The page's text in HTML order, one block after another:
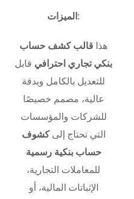
الميزات:
هذا قالب كشف حساب
بنكي تجاري احترافي قابل
للتعديل بالكامل وبدقة
عالية، مصمم خصيصًا
للشركات والمؤسسات
التي تحتاج إلىكشوف
حساب بنكية رسمية
للمعاملات التجارية،
الإثباتات المالية، أو